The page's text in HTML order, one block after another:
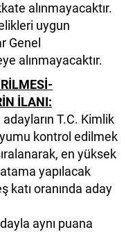
alınmayacaktır.
uygun
Genel
alınmayacaktır.
İLANI:
T.C. Kimlik
kontrol edilmek
en yüksek
yapılacak
katı oranında aday
aynı puana